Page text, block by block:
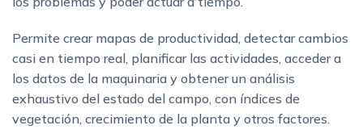
Permite crear mapas de productividad, detectar cambios
casi en tiempo real, planificar las actividades, acceder a
los datos de la maquinaria y obtener un análisis
exhaustivo del estado del campo, con índices de
vegetación, crecimiento de la planta y otros factores.